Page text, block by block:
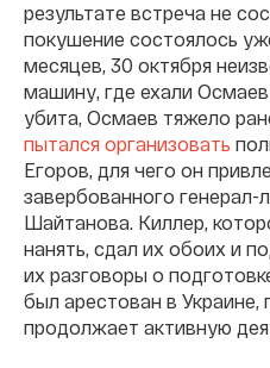
результате встреча не
покушение состоялось
месяцев, 30 октября
машину, где ехали
убита, Осмаев тяжело
пытался организовать
Егоров, для чего он
завербованного
Шайтанова. Киллер,
нанять, сдал их обоих и
их разговоры о
был арестован в
продолжает активную